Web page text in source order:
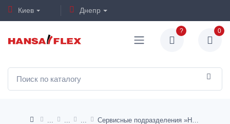
Киев Днепр
? 0
Сервисные подразделения »HANSA«